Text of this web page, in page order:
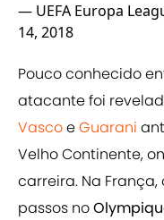
— UEFA Europa
14, 2018
Pouco conhecido
atacante foi
VascoeGuarani
Velho Continente,
carreira. Na
passos no